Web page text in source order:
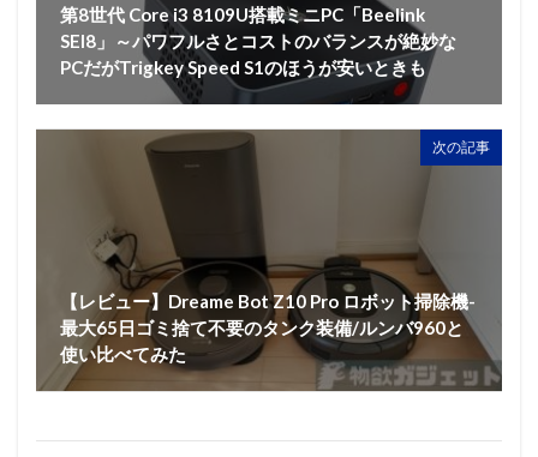
第8世代 Core i3 8109U搭載ミニPC「Beelink
SEI8」～パワフルさとコストのバランスが絶妙な
PCだがTrigkey Speed S1のほうが安いときも
次の記事
【レビュー】Dreame Bot Z10 Pro ロボット掃除機-
最大65日ゴミ捨て不要のタンク装備/ルンバ960と
使い比べてみた